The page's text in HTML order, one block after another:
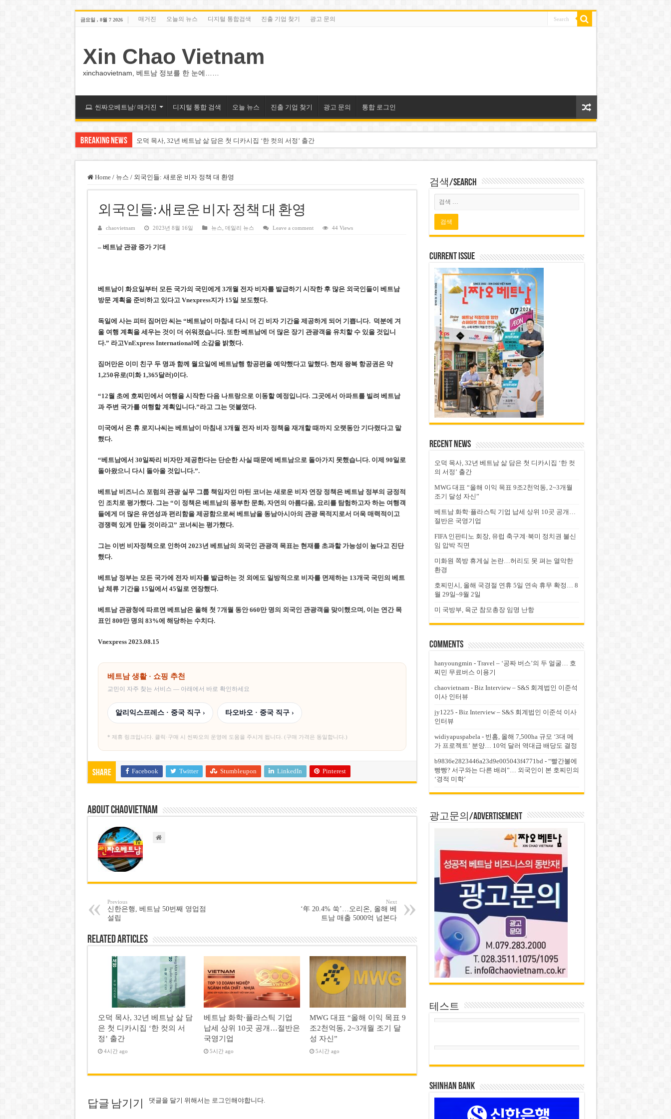
금요일 , 8월 7 2026 매거진 오늘의 뉴스 디지털 통합검색 진출 기업 찾기 광고 문의
Xin Chao Vietnam
xinchaovietnam, 베트남 정보를 한 눈에……
씬짜오베트남/ 매거진 디지털 통합 검색 오늘 뉴스 진출 기업 찾기 광고 문의 통합 로그인
Breaking News 오덕 목사, 32년 베트남 삶 담은 첫 디카시집 ‘한 컷의 서정’ 출간
MWG 대표 “올해 이익 목표 9조2천억동, 2~3개월 조기 달성 자신”
FIFA 인판티노 회장, 유럽 축구계·북미 정치권 불신임 압박 직면
미화원 쪽방 휴게실 논란…허리도 못 펴는 열악한 환경
호찌민시, 올해 국경절 연휴 5일 연속 휴무 확정… 8월 29일~9월 2일
우크라이나 전황 1,623일: 키이우, 탄도미사일 요격 실패…드론, 모스크바 집중 공격
조세심판원, 배우 유연석 30억 세금 불복 청구 기각
Home / 뉴스 / 외국인들: 새로운 비자 정책 대 환영
외국인들: 새로운 비자 정책 대 환영
chaovietnam 2023년 8월 16일 뉴스 데일리 뉴스 Leave a comment 44 Views
– 베트남 관광 증가 기대
베트남이 화요일부터 모든 국가의 국민에게 3개월 전자 비자를 발급하기 시작한 후 많은 외국인들이 베트남
방문 계획을 준비하고 있다고 Vnexpress지가 15일 보도했다.
독일에 사는 피터 짐머만 씨는 “베트남이 마침내 다시 더 긴 비자 기간을 제공하게 되어 기쁩니다. 덕분에 겨
울 여행 계획을 세우는 것이 더 쉬워졌습니다. 또한 베트남에 더 많은 장기 관광객을 유치할 수 있을 것입니
다.” 라고VnExpress International에 소감을 밝혔다.
짐머만은 이미 친구 두 명과 함께 월요일에 베트남행 항공편을 예약했다고 말했다. 현재 왕복 항공권은 약
1,250유로(미화 1,365달러)이다.
“12월 초에 호찌 민에서 여행을 시작한 다음 나트랑으로 이동할 예정입니다. 그곳에서 아파트를 빌려 베트남
과 주변 국가를 여행할 계획입니다.”라고 그는 덧붙였다.
미국에서 온 휴 로지나씨 는 베트남이 마침내 3개월 전자 비자 정책을 재개할 때까지 오랫동안 기다렸다고 말
했다.
“베트남에서 30일짜리 비자만 제공한다는 단순한 사실 때문에 베트남으로 돌아가지 못했습니다. 이제 90일로
돌아왔으니 다시 돌아올 것입니다.”.
베트남 비즈니스 포럼의 관광 실무 그룹 책임자인 마틴 코너는 새로운 비자 연장 정책은 베트남 정부의 긍정적
인 조치 로 평가했다. 그는 “이 정책은 베트남의 풍부한 문화, 자연의 아름다움, 요리를 탐험하고자 하는 여행객
들에게 더 많은 유연성과 편리함을 제공함으로써 베트남을 동남아시아의 관광 목적지로서 더욱 매력적이고
경쟁력 있게 만들 것이라고” 코너씨는 평가했다.
그는 이번 비자정책으로 인하여 2023년 베트남의 외국인 관광객 목표는 현재를 초과할 가능성이 높다고진단
했다.
베트남 정부는 모든 국가에 전자 비자를 발급하는 것 외에도 일방적으로 비자를 면제하는 13개국 국민의 베트
남 체류 기간을 15일에서 45일로 연장했다.
베트남 관광청에 따르면 베트남은 올해 첫 7개월 동안 660만 명의 외국인 관광객을 맞이했으며, 이는 연간 목
표인 800만 명의 83%에 해당하는 수치 다.
Vnexpress 2023.08.15
베트남 생활 · 쇼핑 추천
교민이 자주 찾는 서비스 — 아래에서 바로 확인하세요
알리익스프레스 · 중국 직구 › 타오바오 · 중국 직구 ›
* 제휴 링크입니다. 클릭·구매 시 씬짜오의 운영에 도움을 주시게 됩니다. (구매 가격은 동일합니다.)
Share Facebook Twitter Stumbleupon LinkedIn Pinterest
About chaovietnam
Previous
신한은행, 베트남 50번째 영업점
설립
Next
‘年 20.4% 쑥’…오리온, 올해 베
트남 매출 5000억 넘본다
Related Articles
오덕 목사, 32년 베트남 삶 담
은 첫 디카시집 ‘한 컷의 서
정’ 출간
4시간 ago
베트남 화학·플라스틱 기업
납세 상위 10곳 공개…절반은
국영기업
5시간 ago
MWG 대표 “올해 이익 목표 9
조2천억동, 2~3개월 조기 달
성 자신”
5시간 ago
답글 남기기 댓글을 달기 위해서는 로그인해야합니다.
검색/Search
Current Issue
Recent News
오덕 목사, 32년 베트남 삶 담은 첫 디카시집 ‘한 컷
의 서정’ 출간
MWG 대표 “올해 이익 목표 9조2천억동, 2~3개월
조기 달성 자신”
베트남 화학·플라스틱 기업 납세 상위 10곳 공개…
절반은 국영기업
FIFA 인판티노 회장, 유럽 축구계·북미 정치권 불신
임 압박 직면
미화원 쪽방 휴게실 논란…허리도 못 펴는 열악한
환경
호찌민시, 올해 국경절 연휴 5일 연속 휴무 확정… 8
월 29일~9월 2일
미 국방부, 육군 참모총장 임명 난항
Comments
hanyoungmin - Travel – ‘공짜 버스’의 두 얼굴… 호
찌민 무료버스 이용기
chaovietnam- Biz Interview – S&S 회계법인 이준석
이사 인터뷰
jy1225 - Biz Interview – S&S 회계법인 이준석 이사
인터뷰
widiyapuspabela- 빈홈, 올해 7,500ha 규모 ‘3대 메
가 프로젝트’ 분양… 10억 달러 역대급 배당도 결정
b9836e2823446a23d9e005043f4771bd- “빨간불에
빵빵? 서구와는 다른 배려”… 외국인이 본 호찌민의
‘경적 미학’
광고문의/Advertisement
테스트
SHINHAN BANK